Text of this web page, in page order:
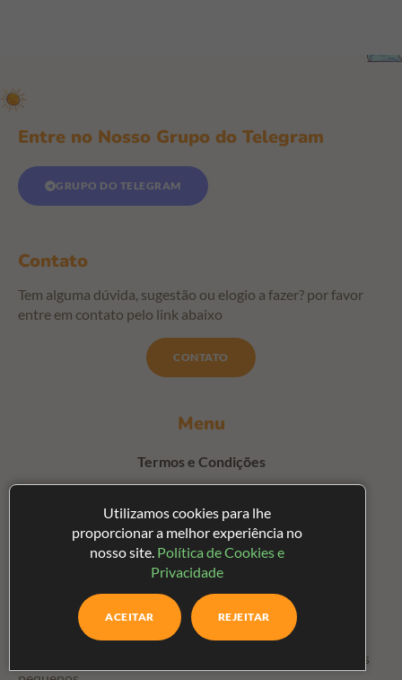
Saúde do Bebê
Saúde do Bebê” é um espaço encantador que traz
histórias infantis mágicas e envolventes, pensadas
especialmente para entreter e estimular a imaginação dos
Menu
Termos e Condições
Contato
Entre no Nosso Grupo do Telegram
GRUPO DO TELEGRAM
Contato
Tem alguma dúvida, sugestão ou elogio a fazer? por favor
entre em contato pelo link abaixo
CONTATO
Utilizamos cookies para lhe
proporcionar a melhor experiência no
nosso site. Política de Cookies e
Privacidade
ACEITAR REJEITAR